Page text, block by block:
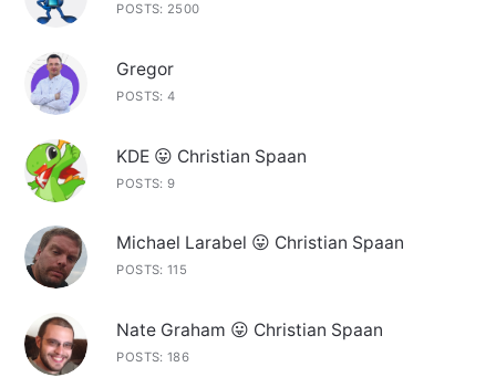
POSTS: 2500
Gregor
POSTS: 4
KDE 😛 Christian Spaan
POSTS: 9
Michael Larabel 😛 Christian Spaan
POSTS: 115
Nate Graham 😛 Christian Spaan
POSTS: 186